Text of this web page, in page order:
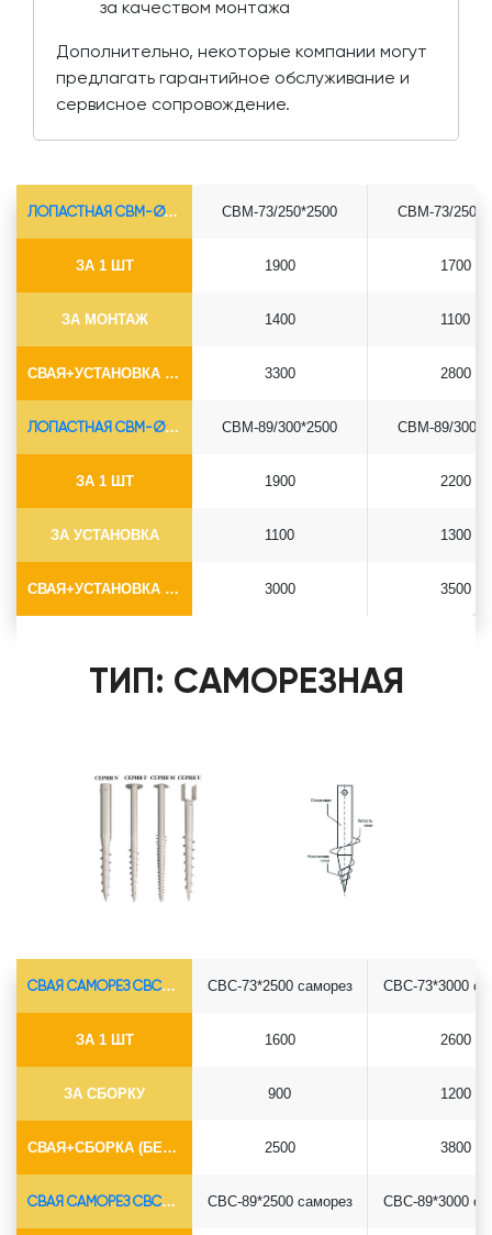
за качеством монтажа
Дополнительно, некоторые компании могут
предлагать гарантийное обслуживание и
сервисное сопровождение.
ЛОПАСТНАЯ СВМ-Ø73*5.5
ЗА 1 ШТ
ЗА МОНТАЖ
СВАЯ+УСТАНОВКА (БЕЗ ОГОЛОВКА)
СВМ-73/250*2500
1900
1400
3300
СВМ-73/
1700
1100
2800
ЛОПАСТНАЯ СВМ-Ø89*6.5
ЗА 1 ШТ
ЗА УСТАНОВКА
СВАЯ+УСТАНОВКА (БЕЗ ОГОЛОВКА)
СВМ-89/300*2500
1900
1100
3000
СВМ-89/
2200
1300
3500
ТИП: САМОРЕЗНАЯ
СВАЯ САМОРЕЗ СВС-Ø73*5.5
ЗА 1 ШТ
ЗА СБОРКУ
СВАЯ+СБОРКА (БЕЗ ОГОЛОВКА)
СВС-73*2500 саморез
1600
900
2500
СВС-73*3000
2600
1200
3800
СВАЯ САМОРЕЗ СВС-Ø89*6.5 СВС-89*2500 саморез СВС-89*3000